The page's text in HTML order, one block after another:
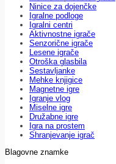
Ninice za dojenčke
Igralne podloge
Igralni centri
Aktivnostne igrače
Senzorične igrače
Lesene igrače
Otroška glasbila
Sestavljanke
Mehke knjigice
Magnetne igre
Igranje vlog
Miselne igre
Družabne igre
Igra na prostem
Shranjevanje igrač
Blagovne znamke